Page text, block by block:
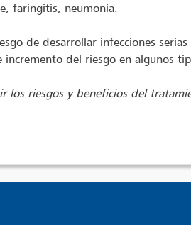
faringitis, neumonía.
de desarrollar infecciones
del riesgo en algunos
riesgos y beneficios del